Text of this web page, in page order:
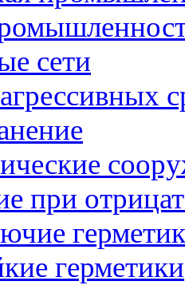
сети
при
герметики